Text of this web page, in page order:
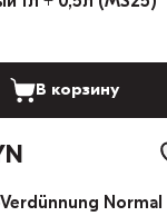
В корзину
Normal